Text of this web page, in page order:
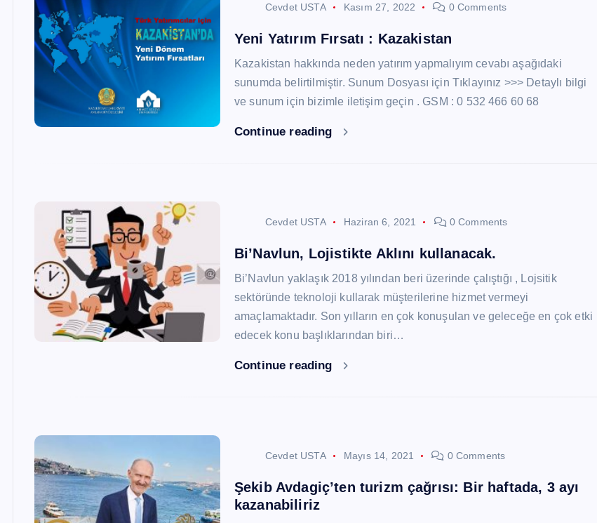
Cevdet USTA Kasım 27, 2022 0 Comments
Yeni Yatırım Fırsatı : Kazakistan
Kazakistan hakkında neden yatırım yapmalıyım cevabı aşağıdaki
sunumda belirtilmiştir. Sunum Dosyası için Tıklayınız >>> Detaylı bilgi
ve sunum için bizimle iletişim geçin . GSM : 0 532 466 60 68
Continue reading
Cevdet USTA Haziran 6, 2021 0 Comments
Bi’Navlun, Lojistikte Aklını kullanacak.
Bi’Navlun yaklaşık 2018 yılından beri üzerinde çalıştığı , Lojsitik
sektöründe teknoloji kullarak müşterilerine hizmet vermeyi
amaçlamaktadır. Son yılların en çok konuşulan ve geleceğe en çok etki
edecek konu başlıklarından biri…
Continue reading
Cevdet USTA Mayıs 14, 2021 0 Comments
Şekib Avdagiç’ten turizm çağrısı: Bir haftada, 3 ayı
kazanabiliriz